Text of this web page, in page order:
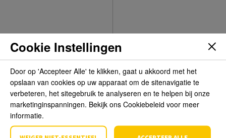
Het huis op de heuvel
Cesare Pavese
Het kantoor
Cookie Instellingen
Door op 'Accepteer Alle' te klikken, gaat u akkoord met het
opslaan van cookies op uw apparaat om de sitenavigatie te
verbeteren, het sitegebruik te analyseren en te helpen bij onze
marketinginspanningen. Bekijk ons Cookiebeleid voor meer
informatie.